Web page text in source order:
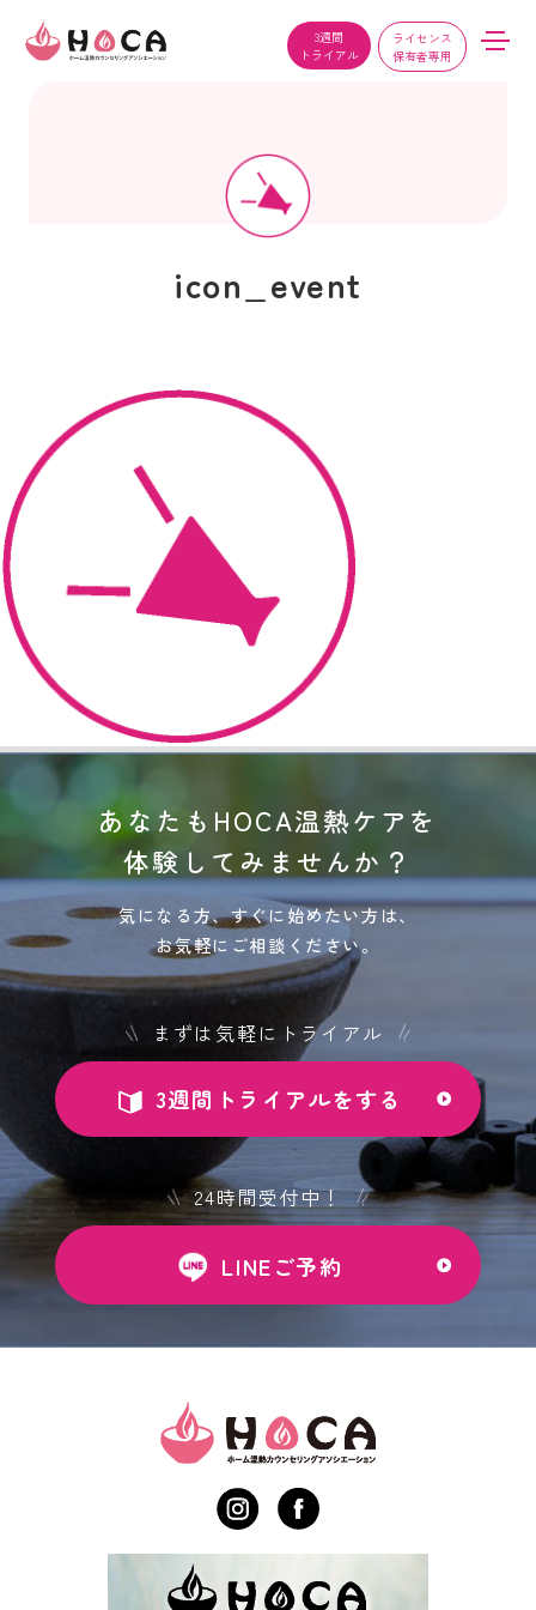
3週間
トライアル
ライセンス
保有者専用
icon_event
あなたもHOCA温熱ケアを
体験してみませんか？
気になる方、すぐに始めたい方は、
お気軽にご相談ください。
まずは気軽にトライアル
3週間トライアルをする
24時間受付中！
LINEご予約